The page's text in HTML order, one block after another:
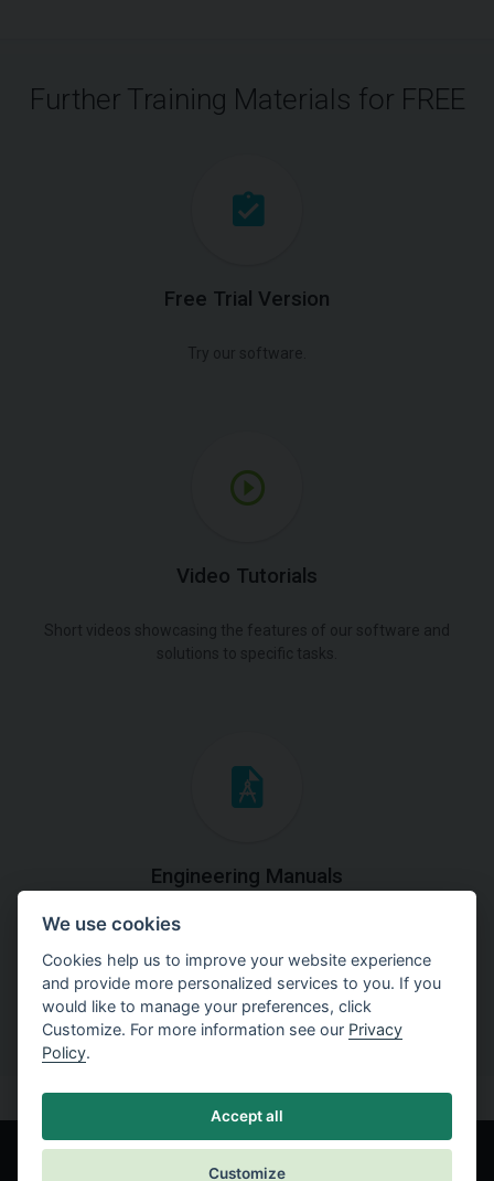
Further Training Materials for FREE
Free Trial Version
Try our software.
Video Tutorials
Short videos showcasing the features of our software and
solutions to specific tasks.
Engineering Manuals
Step by steps guides on how
to solve a specific tasks.
We use cookies
Cookies help us to improve your website experience
and provide more personalized services to you. If you
would like to manage your preferences, click
Customize. For more information see our Privacy
Policy.
Accept all
Customize